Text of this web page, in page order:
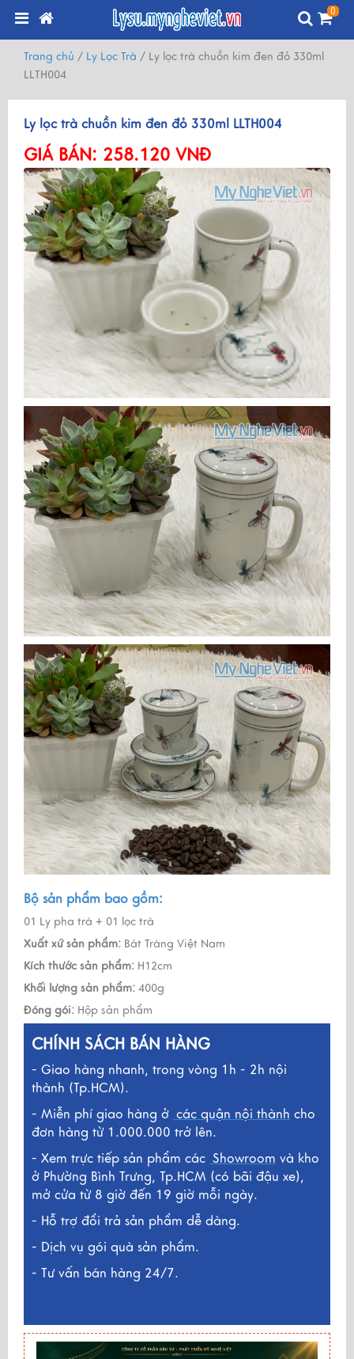
0
Trang chủ / Ly Lọc Trà / Ly lọc trà chuồn kim đen đỏ 330ml
LLTH004
Ly lọc trà chuồn kim đen đỏ 330ml LLTH004
GIÁ BÁN: 258.120 VNĐ
Bộ sản phẩm bao gồm:
01 Ly pha trà + 01 lọc trà
Xuất xứ sản phẩm: Bát Tràng Việt Nam
Kích thước sản phẩm: H12cm
Khối lượng sản phẩm: 400g
Đóng gói: Hộp sản phẩm
CHÍNH SÁCH BÁN HÀNG
- Giao hàng nhanh, trong vòng 1h - 2h nội
thành (Tp.HCM).
- Miễn phí giao hàng ở các quận nội thành cho
đơn hàng từ 1.000.000 trở lên.
- Xem trực tiếp sản phẩm các Showroom và kho
ở Phường Bình Trưng, Tp.HCM (có bãi đậu xe),
mở cửa từ 8 giờ đến 19 giờ mỗi ngày.
- Hỗ trợ đổi trả sản phẩm dễ dàng.
- Dịch vụ gói quà sản phẩm.
- Tư vấn bán hàng 24/7.